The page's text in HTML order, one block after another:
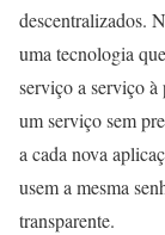
descentralizados.
uma tecnologia
serviço a serviço à
um serviço sem
a cada nova
usem a mesma
transparente.